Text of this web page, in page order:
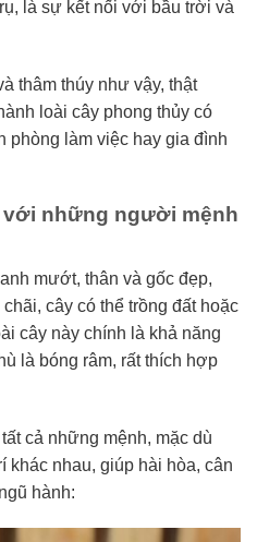
là sự kết nối với bầu trời và
thâm thúy như vậy, thật
loài cây phong thủy có
phòng làm việc hay gia đình
với những người mệnh
mướt, thân và gốc đẹp,
cây có thể trồng đất hoặc
cây này chính là khả năng
là bóng râm, rất thích hợp
cả những mệnh, mặc dù
khác nhau, giúp hài hòa, cân
hành: